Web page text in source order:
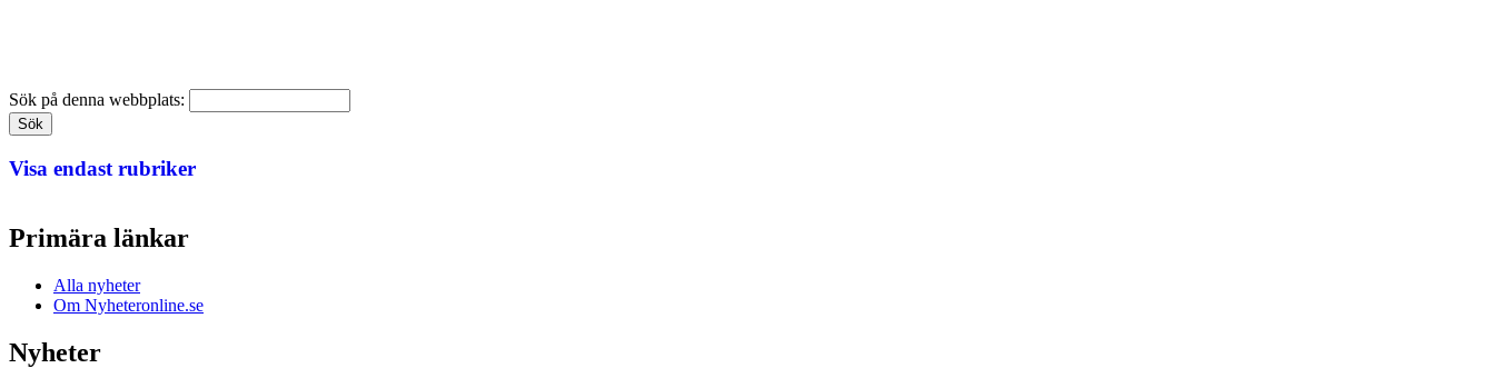
Sök på denna webbplats:
Visa endast rubriker
Primära länkar
Alla nyheter
Om Nyheteronline.se
Nyheter